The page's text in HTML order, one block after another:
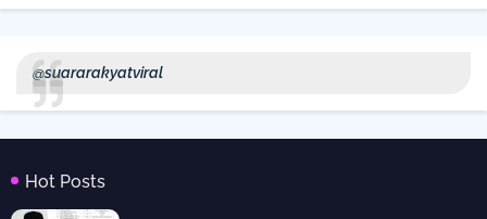
@suararakyatviral
Hot Posts